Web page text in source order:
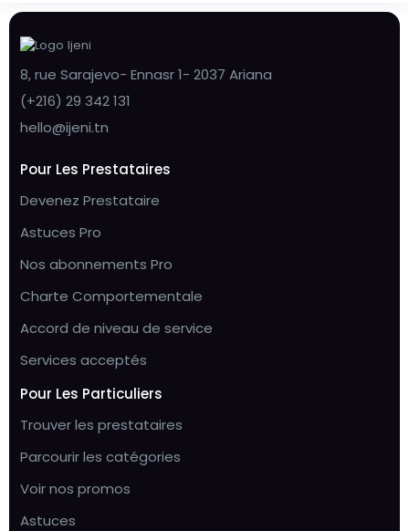
8, rue Sarajevo- Ennasr 1- 2037 Ariana
(+216) 29 342 131
hello@ijeni.tn
Pour Les Prestataires
Devenez Prestataire
Astuces Pro
Nos abonnements Pro
Charte Comportementale
Accord de niveau de service
Services acceptés
Pour Les Particuliers
Trouver les prestataires
Parcourir les catégories
Voir nos promos
Astuces